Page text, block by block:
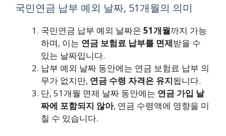
국민연금 납부 예외 날짜, 51개월의 의미
국민연금 납부 예외 날짜은 51개월까지 가능
하며, 이는 연금 보험료 납부를 면제받을 수
있는 날짜입니다.
납부 예외 날짜 동안에는 연금 보험료 납부 의
무가 없지만, 연금 수령 자격은 유지됩니다.
단, 51개월 면제 날짜 동안에는 연금 가입 날
짜에 포함되지 않아, 연금 수령액에 영향을 미
칠 수 있습니다.